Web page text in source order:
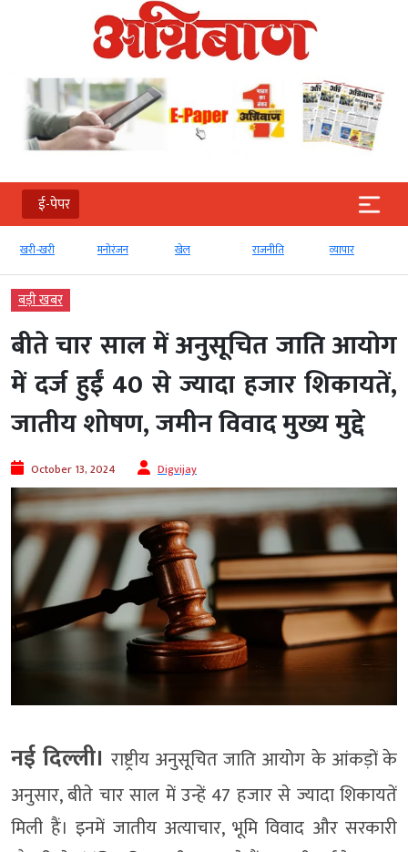
ई-पेपर
खरी-खरी मनोरंजन खेल राजनीति व्‍यापार
बड़ी खबर
बीते चार साल में अनुसूचित जाति आयोग
में दर्ज हुईं 40 से ज्यादा हजार शिकायतें,
जातीय शोषण, जमीन विवाद मुख्य मुद्दे
October 13, 2024 Digvijay
नई दिल्ली। राष्ट्रीय अनुसूचित जाति आयोग के आंकड़ों के
अनुसार, बीते चार साल में उन्हें 47 हजार से ज्यादा शिकायतें
मिली हैं। इनमें जातीय अत्याचार, भूमि विवाद और सरकारी